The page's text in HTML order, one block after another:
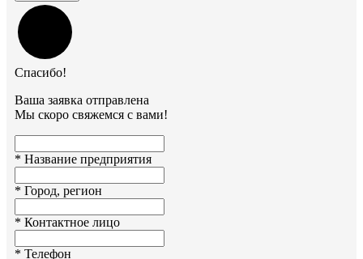
Спасибо!
Ваша заявка отправлена
Мы скоро свяжемся с вами!
* Название предприятия
* Город, регион
* Контактное лицо
* Телефон